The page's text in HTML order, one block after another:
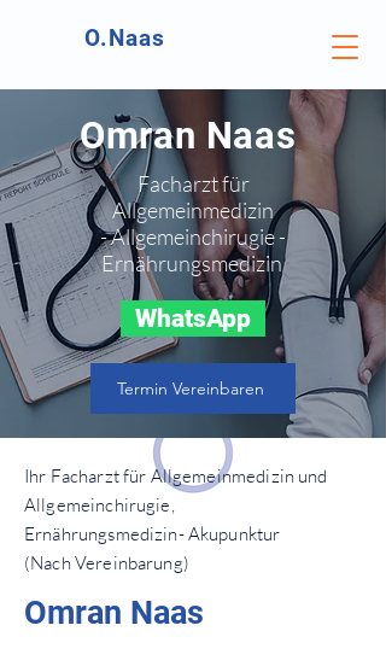
O.Naas
Omran Naas
Facharzt für
Allgemeinmedizin
- Allgemeinchirugie -
Ernährungsmedizin
WhatsApp
Termin Vereinbaren
Ihr Facharzt für Allgemeinmedizin und
Allgemeinchirugie,
Ernährungsmedizin- Akupunktur
(Nach Vereinbarung)
Omran Naas